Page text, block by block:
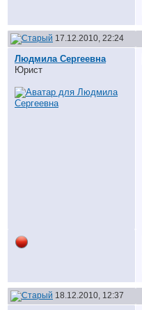
17.12.2010, 22:24
Людмила Сергеевна
Юрист
18.12.2010, 12:37